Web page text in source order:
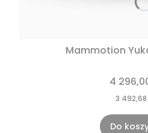
Mammotion
Cena
4
Cena
3 492,68
Do